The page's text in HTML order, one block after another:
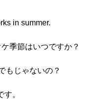
in summer.
季節はいつですか？
もじゃないの？
。